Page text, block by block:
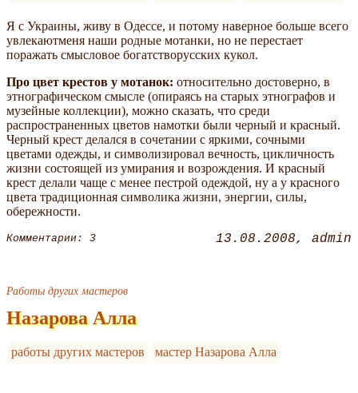
Я с Украины, живу в Одессе, и потому наверное больше всего
увлекаютменя наши родные мотанки, но не перестает
поражать смысловое богатстворусских кукол.
Про цвет крестов у мотанок: относительно достоверно, в
этнографическом смысле (опираясь на старых этнографов и
музейные коллекции), можно сказать, что среди
распространенных цветов намотки были черный и красный.
Черный крест делался в сочетании с яркими, сочными
цветами одежды, и символизировал вечность, цикличность
жизни состоящей из умирания и возрождения. И красный
крест делали чаще с менее пестрой одеждой, ну а у красного
цвета традиционная символика жизни, энергии, силы,
обережности.
Комментарии: 3 13.08.2008 admin
Работы других мастеров
Назарова Алла
работы других мастеров мастер Назарова Алла